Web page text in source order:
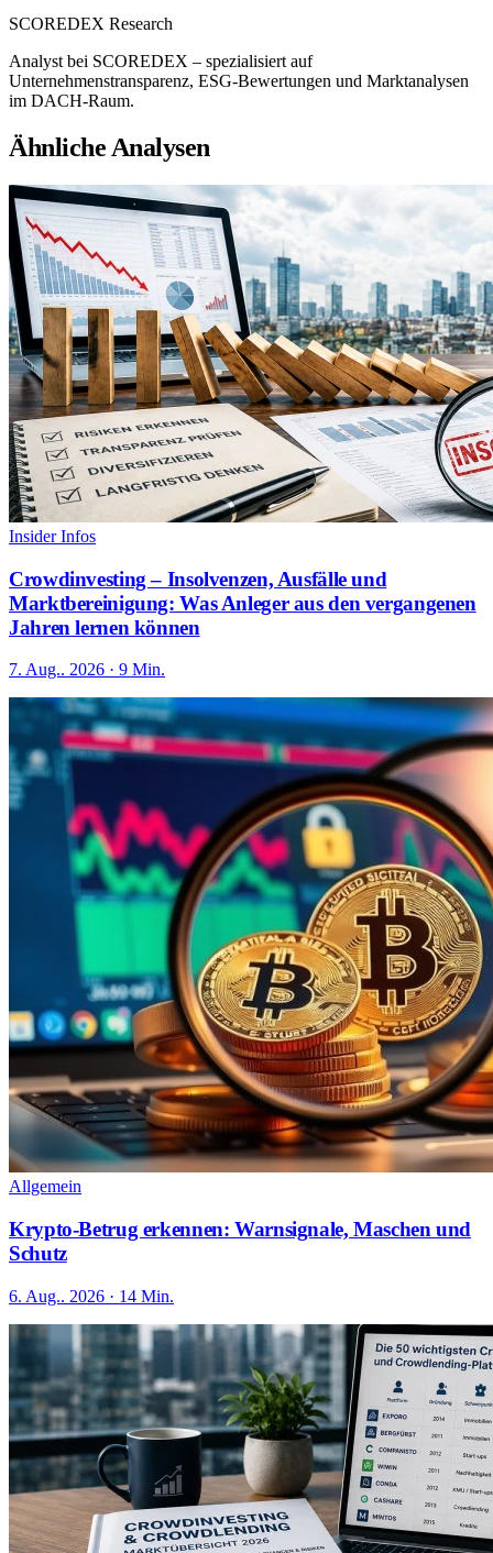
SCOREDEX Research
Analyst bei SCOREDEX – spezialisiert auf
Unternehmenstransparenz, ESG-Bewertungen und Marktanalysen
im DACH-Raum.
Ähnliche Analysen
Insider Infos
Crowdinvesting – Insolvenzen, Ausfälle und
Marktbereinigung: Was Anleger aus den vergangenen
Jahren lernen können
7. Aug.. 2026 · 9 Min.
Allgemein
Krypto-Betrug erkennen: Warnsignale, Maschen und
Schutz
6. Aug.. 2026 · 14 Min.